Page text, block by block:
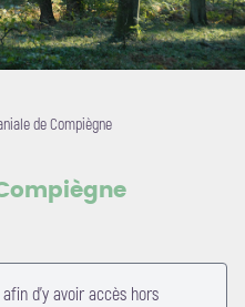
de Compiègne
d'y avoir accès hors